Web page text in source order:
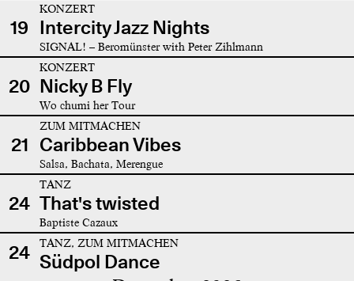
19
KONZERT
Intercity Jazz Nights
SIGNAL! – Beromünster with Peter Zihlmann
20
KONZERT
Nicky B Fly
Wo chumi her Tour
21
ZUM MITMACHEN
Caribbean Vibes
Salsa, Bachata, Merengue
24
TANZ
That's twisted
Baptiste Cazaux
24 TANZ, ZUM MITMACHEN
Südpol Dance